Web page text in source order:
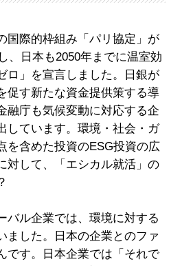
際的枠組み「パリ協定」が
、日本も2050年までに温室効
ロ」を宣言しました。日銀が
促す新たな資金提供策する導
融庁も気候変動に対応する企
しています。環境・社会・ガ
を含めた投資のESG投資の広
対して、「エシカル就活」の
ル企業では、環境に対する
ました。日本の企業とのファ
です。日本企業では「それで